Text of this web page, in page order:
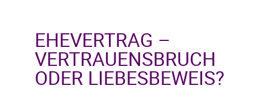
EHEVERTRAG –
VERTRAUENSBRUCH
ODER LIEBESBEWEIS?